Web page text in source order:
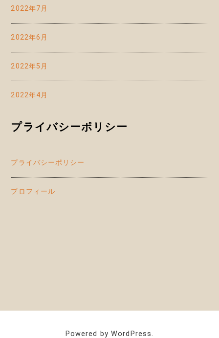
2022年7月
2022年6月
2022年5月
2022年4月
プライバシーポリシー
プライバシーポリシー
プロフィール
Powered by WordPress.